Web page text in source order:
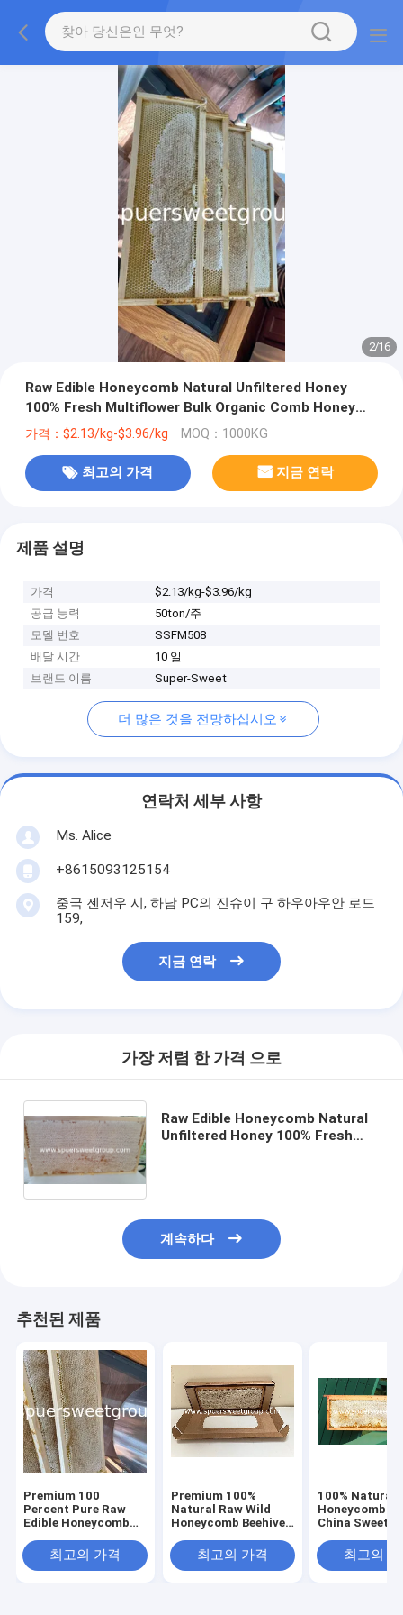
2/16
Raw Edible Honeycomb Natural Unfiltered Honey
100% Fresh Multiflower Bulk Organic Comb Honey
with Whole Frame Wholesale Supplier
가격：$2.13/kg-$3.96/kg MOQ：1000KG
최고의 가격 지금 연락
제품 설명
가격
$2.13/kg-$3.96/kg
공급 능력
50ton/주
모델 번호
SSFM508
배달 시간
10 일
브랜드 이름
Super-Sweet
더 많은 것을 전망하십시오
연락처 세부 사항
Ms. Alice
+8615093125154
중국 젠저우 시, 하남 PC의 진슈이 구 하우아우안 로드
159,
지금 연락
가장 저렴 한 가격 으로
Raw Edible Honeycomb Natural
Unfiltered Honey 100% Fresh
계속하다
추천된 제품
Premium 100
Percent Pure Raw
Edible Honeycomb
with Whole Frame
2kg for Wholesale
최고의 가격
Premium 100%
Natural Raw Wild
Honeycomb Beehive
Unfiltered Fresh
Direct From
최고의 가격
100% Natural
Honeycomb
China Sweet
Honey High
Bulk Sale With
최고의